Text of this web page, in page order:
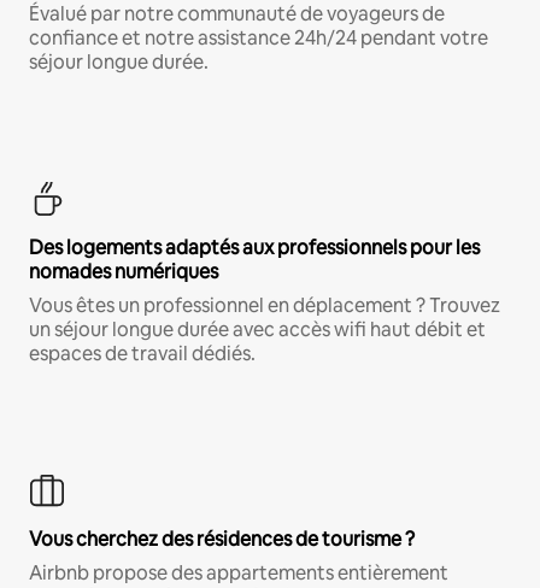
Évalué par notre communauté de voyageurs de
confiance et notre assistance 24h/24 pendant votre
séjour longue durée.
Des logements adaptés aux professionnels pour les
nomades numériques
Vous êtes un professionnel en déplacement ? Trouvez
un séjour longue durée avec accès wifi haut débit et
espaces de travail dédiés.
Vous cherchez des résidences de tourisme ?
Airbnb propose des appartements entièrement